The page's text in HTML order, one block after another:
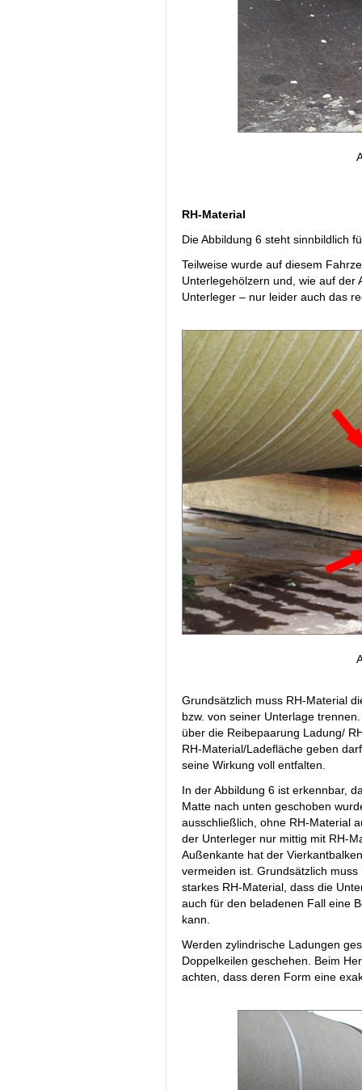
RH-Material
Die Abbildung 6 steht sinnbildlich
Teilweise wurde auf diesem
Unterlegehölzern und, wie auf
Unterleger – nur leider auch das
Grundsätzlich muss RH-Material
bzw. von seiner Unterlage
über die Reibepaarung Ladung/
RH-Material/Ladefläche geben
seine Wirkung voll entfalten.
In der Abbildung 6 ist erkennbar,
Matte nach unten geschoben
ausschließlich, ohne RH-Material
der Unterleger nur mittig mit RH-
Außenkante hat der
vermeiden ist. Grundsätzlich
starkes RH-Material, dass die
auch für den beladenen Fall eine
kann.
Werden zylindrische Ladungen
Doppelkeilen geschehen. Beim
achten, dass deren Form eine